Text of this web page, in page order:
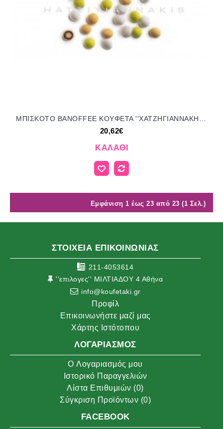
20,62€
ΚΑΛΆΘΙ
Εμφάνιση 1 έως 23 από 23 (1 Σελ.)
ΣΤΟΙΧΕΙΑ ΕΠΙΚΟΙΝΩΝΙΑΣ
211-4053614
''επιλογες'' ΜΙΛΤΙΑΔΟΥ 4 Αθήνα
info@koufetaki.gr
Προφίλ
Επικοινωνήστε μαζί μας
Χάρτης Ιστότοπου
ΛΟΓΑΡΙΑΣΜΌΣ
O Λογαριασμός μου
Ιστορικό Παραγγελιών
Λίστα Επιθυμιών (0)
Σύγκριση Προϊόντων (0)
FACEBOOK